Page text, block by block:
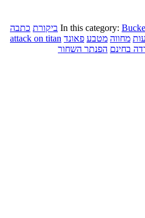
In this category: ביקורת כתבה
מחווה מטבע פאונד attack on titan
בחינם הפנתר השחור